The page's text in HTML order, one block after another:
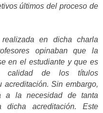
últimos del proceso de
en dicha charla
opinaban que la
en el estudiante y que es
calidad de los títulos
acreditación. Sin embargo,
a la necesidad de tanta
dicha acreditación. Este